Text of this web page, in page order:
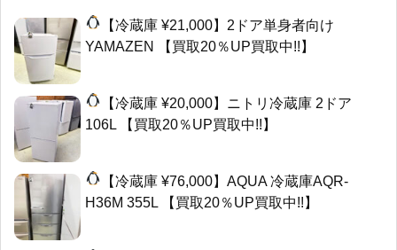
【冷蔵庫 ¥21,000】2ドア単身者向け
YAMAZEN 【買取20％UP買取中!!】
【冷蔵庫 ¥20,000】ニトリ冷蔵庫 2ドア
106L 【買取20％UP買取中!!】
【冷蔵庫 ¥76,000】AQUA 冷蔵庫AQR-
H36M 355L 【買取20％UP買取中!!】